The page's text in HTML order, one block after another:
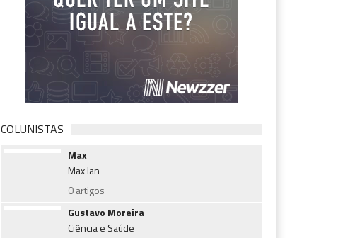
COLUNISTAS
Max
Max Ian
0 artigos
Gustavo Moreira
Ciência e Saúde